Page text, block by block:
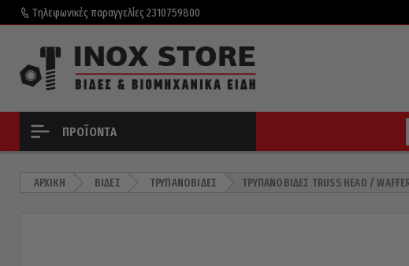
Τηλεφωνικές παραγγελίες 2310759800
ΠΡΟΪΌΝΤΑ
ΑΡΧΙΚΉ ΒΊΔΕΣ ΤΡΥΠΑΝΌΒΙΔΕΣ ΤΡΥΠΑΝΌΒΙΔΕΣ TRUSS HEAD /